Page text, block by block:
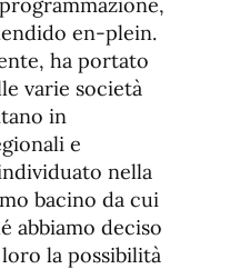
en-plein.
ha portato
varie società
in
e
nella
bacino da cui
abbiamo deciso
la possibilità